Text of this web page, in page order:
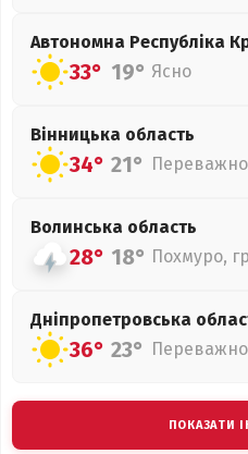
Автономна Республіка
33° 19° Ясно
Вінницька область
34° 21°
Волинська область
28° 18° Похмуро,
Дніпропетровська
36° 23°
ПОКАЗАТИ